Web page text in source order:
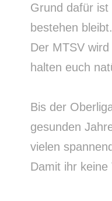
Grund dafür
bestehen bleibt.
Der MTSV
halten euch
Bis der
gesunden
vielen
Damit ihr